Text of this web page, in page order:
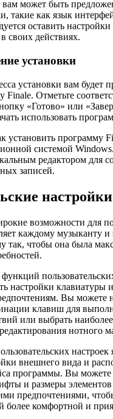
может быть
такие как язык
оставить
своих действиях.
установки
установки вам будет
Finale. Отметьте
«Готово» или
использовать
установить программу
системой
редактором для
записей.
настройки
возможности для
каждому музыканту и
так, чтобы она была
настройки
Вы можете
клавиш для
или выбрать
нотного
настроек
внешнего вида и
программы. Вы можете
и размеры элементов
предпочтениями,
более комфортной и